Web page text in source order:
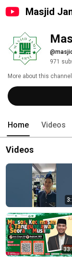
Masjid
971
More about this channel
Home Videos
Videos